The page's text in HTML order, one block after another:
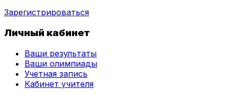
Зарегистрироваться
Личный кабинет
Ваши результаты
Ваши олимпиады
Учетная запись
Кабинет учителя